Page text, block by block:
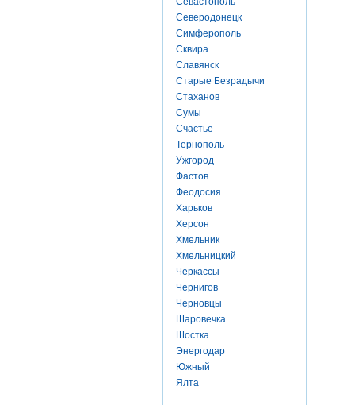
Северодонецк
Симферополь
Сквира
Славянск
Старые Безрадычи
Стаханов
Сумы
Счастье
Тернополь
Ужгород
Фастов
Феодосия
Харьков
Херсон
Хмельник
Хмельницкий
Черкассы
Чернигов
Черновцы
Шаровечка
Шостка
Энергодар
Южный
Ялта